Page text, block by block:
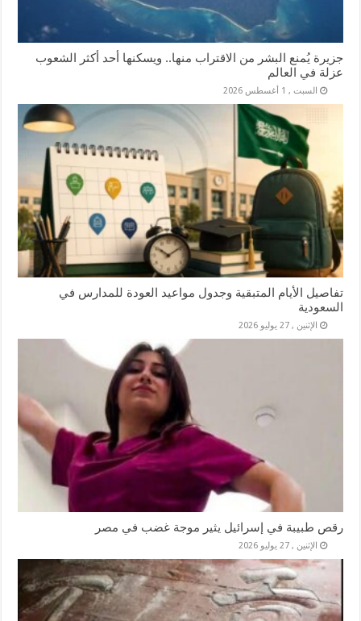
جزيرة يُمنع البشر من الاقتراب منها.. ويسكنها أحد أكثر الشعوب
عزلة في العالم
السبت , 1 أغسطس 2026
تفاصيل الأيام المتبقية وجدول مواعيد العودة للمدارس في
السعودية
الإثنين , 27 يوليو 2026
رقص طبيبة في إسرائيل يثير موجة غضب في مصر
الإثنين , 27 يوليو 2026